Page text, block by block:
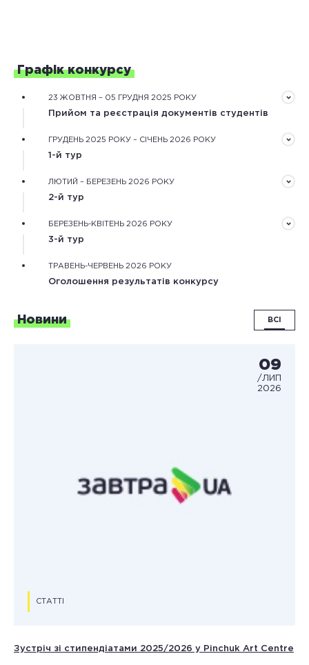
Графік конкурсу
23 ЖОВТНЯ – 05 ГРУДНЯ 2025 РОКУ
Прийом та реєстрація документів студентів
ГРУДЕНЬ 2025 РОКУ – СІЧЕНЬ 2026 РОКУ
1-й тур
Обробка зареєстрованих документів та оцінювання
обґрунтування дослідження.
ЛЮТИЙ – БЕРЕЗЕНЬ 2026 РОКУ
2-й тур
конкурсантів.
БЕРЕЗЕНЬ-КВІТЕНЬ 2026 РОКУ
3-й тур
ТРАВЕНЬ-ЧЕРВЕНЬ 2026 РОКУ
Оголошення результатів конкурсу
Новини ВСІ
09
/ЛИП
2026
СТАТТІ
Зустріч зі стипендіатами 2025/2026 у Pinchuk Art Centre